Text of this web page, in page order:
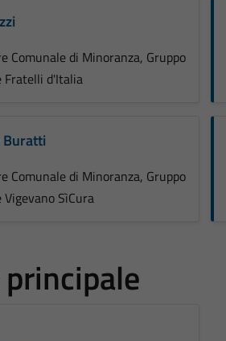
Comunale di Minoranza, Gruppo
Fratelli d'Italia
Buratti
Comunale di Minoranza, Gruppo
Vigevano SìCura